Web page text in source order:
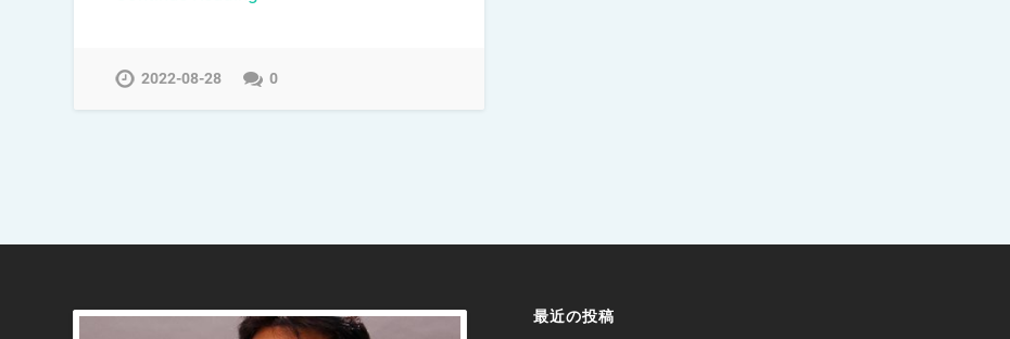
2022-08-28 0
最近の投稿